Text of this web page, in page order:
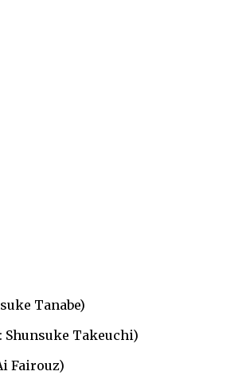
Tanabe)
Shunsuke Takeuchi)
Fairouz)